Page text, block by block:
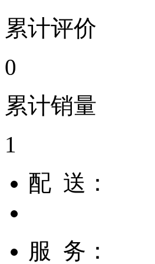
累计评价
0
累计销量
1
配 送：
服 务：